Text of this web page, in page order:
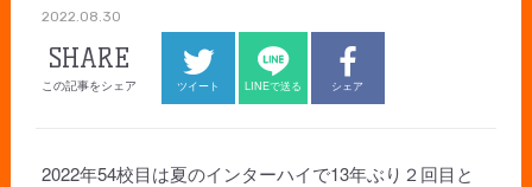
2022.08.30
SHARE
この記事をシェア ツイート LINEで送る シェア
2022年54校目は夏のインターハイで13年ぶり２回目と